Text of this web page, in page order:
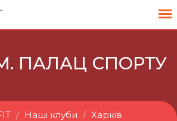
ПАЛАЦ СПОРТУ
Наші клуби
Харків